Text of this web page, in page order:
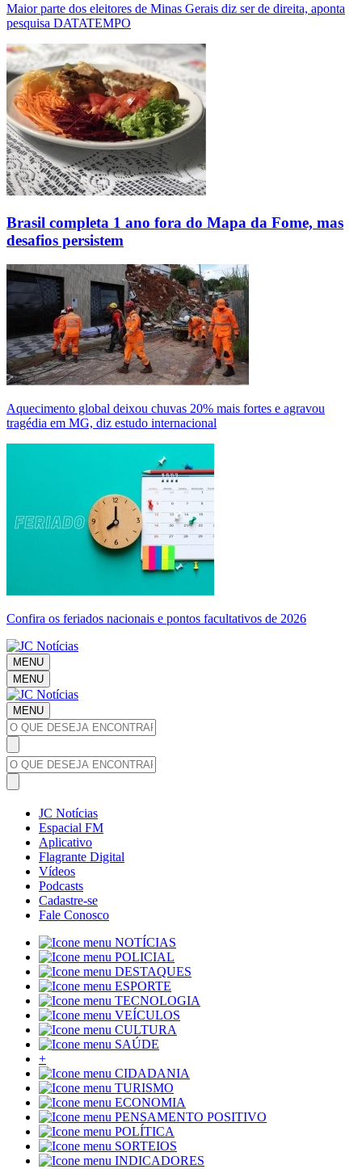
Maior parte dos eleitores de Minas Gerais diz ser de direita, aponta
pesquisa DATATEMPO
Brasil completa 1 ano fora do Mapa da Fome, mas
desafios persistem
Aquecimento global deixou chuvas 20% mais fortes e agravou
tragédia em MG, diz estudo internacional
Confira os feriados nacionais e pontos facultativos de 2026
MENU
MENU
MENU
JC Notícias
Espacial FM
Aplicativo
Flagrante Digital
Vídeos
Podcasts
Cadastre-se
Fale Conosco
NOTÍCIAS
POLICIAL
DESTAQUES
ESPORTE
TECNOLOGIA
VEÍCULOS
CULTURA
SAÚDE
+
CIDADANIA
TURISMO
ECONOMIA
PENSAMENTO POSITIVO
POLÍTICA
SORTEIOS
INDICADORES